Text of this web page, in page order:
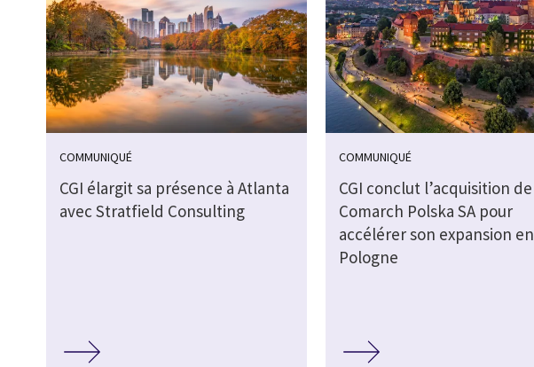
COMMUNIQUÉ
CGI élargit sa présence à Atlanta
avec Stratfield Consulting
COMMUNIQUÉ
CGI conclut l’acquisition de
Comarch Polska SA pour
accélérer son expansion en
Pologne